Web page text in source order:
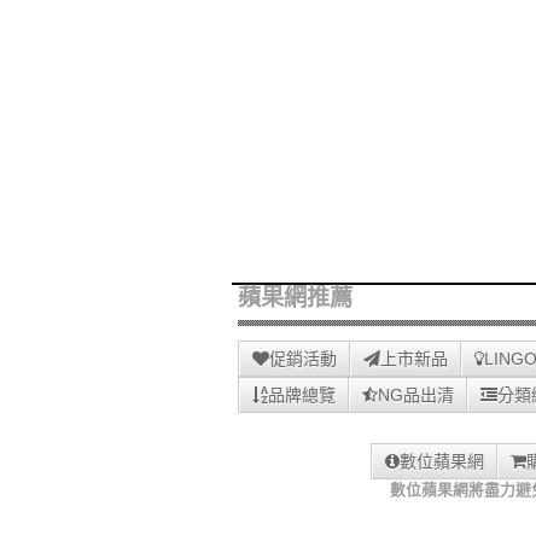
蘋果網推薦
促銷活動 上市新品
品牌總覽
NG品出清 分類
數位蘋果網
數位蘋果網將盡力